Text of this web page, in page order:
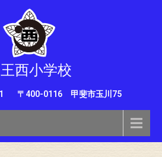
西小学校
〒400-0116 甲斐市玉川75